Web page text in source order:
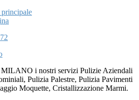
principale
i nostri servizi Pulizie Aziendali
Pulizia Palestre, Pulizia Pavimenti
Moquette, Cristallizzazione Marmi.